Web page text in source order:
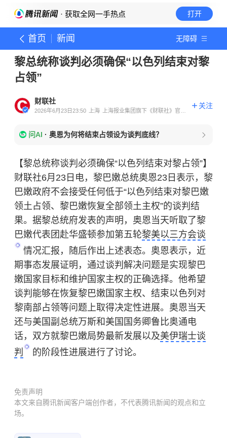
· 获取全网一手热点 打开
首页 新闻 无障碍
黎总统称谈判必须确保“以色列结束对黎
占领”
财联社
2026年6月23日23:50 上海
上海报业集团旗下《财联社》官方
关注
问AI · 奥恩为何将结束占领设为谈判底线？
【黎总统称谈判必须确保“以色列结束对黎占领”】
财联社6月23日电，黎巴嫩总统奥恩23日表示，黎
巴嫩政府不会接受任何低于“以色列结束对黎巴嫩
领土占领、黎巴嫩恢复全部领土主权”的谈判结
果。据黎总统府发表的声明，奥恩当天听取了黎
巴嫩代表团赴华盛顿参加第五轮黎美以三方会谈
情况汇报，随后作出上述表态。奥恩表示，近
期事态发展证明，通过谈判解决问题是实现黎巴
嫩国家目标和维护国家主权的正确选择。他希望
谈判能够在恢复黎巴嫩国家主权、结束以色列 对
黎南部占领等问题上取得决定性进展。奥恩当天
还与美国副总统万斯和美国国务卿鲁比奥通电
话，双方就黎巴嫩局势最新发展以及美伊瑞士谈
判
的阶段性进展进行了讨论。
免责声明
本文来自腾讯新闻客户端创作者，不代表腾讯新闻的观点和立
场。